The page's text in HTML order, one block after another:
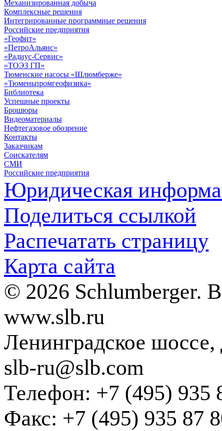
Механизированная добыча
Комплексные решения
Интегрированные программные решения
Российские предприятия
«Геофит»
«ПетроАльянс»
«Радиус-Сервис»
«ТОЭЗ ГП»
Тюменские насосы «Шлюмберже»
«Тюменьпромгеофизика»
Библиотека
Успешные проекты
Брошюры
Видеоматериалы
Нефтегазовое обозрение
Контакты
Заказчикам
Соискателям
СМИ
Российские предприятия
Юридическая
Поделиться ссылкой
Распечатать страницу
Карта сайта
© 2026 Schlumberger.
www.slb.ru
Ленинградское
slb-ru@slb.com
Телефон: +7 (495) 935
Факс: +7 (495) 935 87